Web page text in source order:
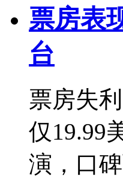
票房表
台
票房失
仅19.99
演，口